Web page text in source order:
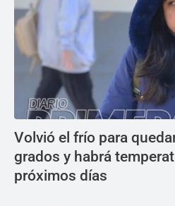
Volvió el frío para
grados y habrá
próximos días